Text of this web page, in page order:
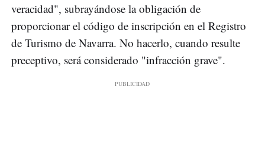
veracidad", subrayándose la obligación de
proporcionar el código de inscripción en el Registro
de Turismo de Navarra. No hacerlo, cuando resulte
preceptivo, será considerado "infracción grave".